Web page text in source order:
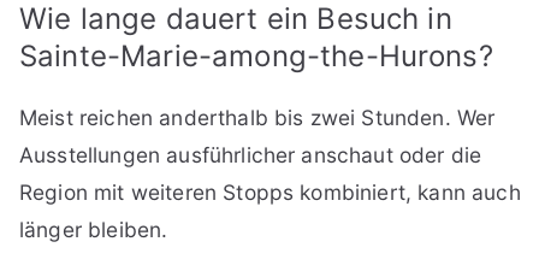
Wie lange dauert ein Besuch in
Sainte-Marie-among-the-Hurons?
Meist reichen anderthalb bis zwei Stunden. Wer
Ausstellungen ausführlicher anschaut oder die
Region mit weiteren Stopps kombiniert, kann auch
länger bleiben.